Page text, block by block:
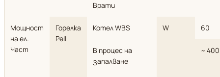
Врати
Мощност
на ел.
Част
Горелка
Pell
Котел WBS W 60
В процес на
запалване
~ 400